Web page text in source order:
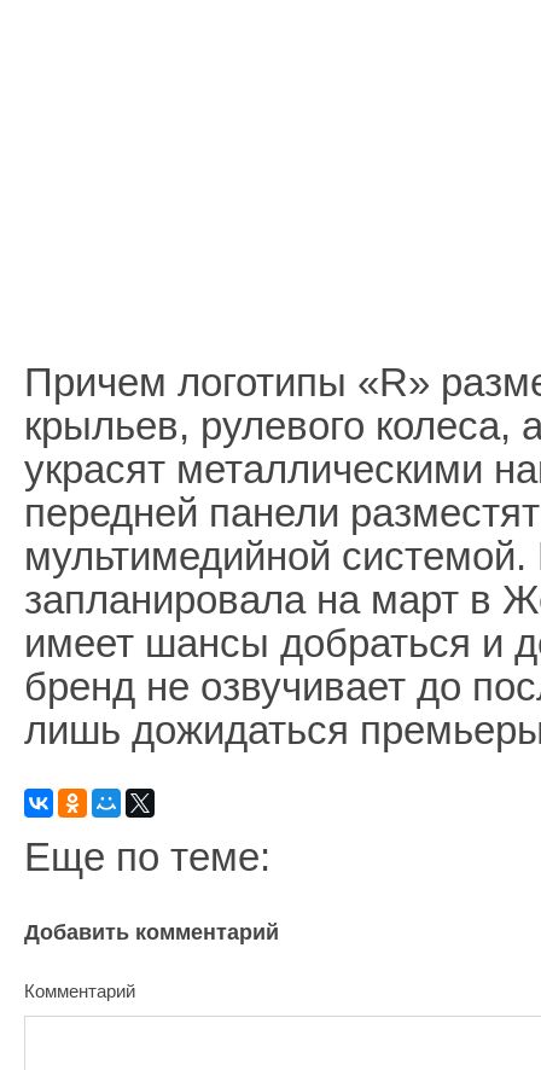
Причем логотипы «R»
крыльев, рулевого колеса,
украсят металлическими
передней панели
мультимедийной
запланировала на март в
имеет шансы добраться и
бренд не озвучивает до
лишь дожидаться
Еще по теме:
Добавить комментарий
Комментарий